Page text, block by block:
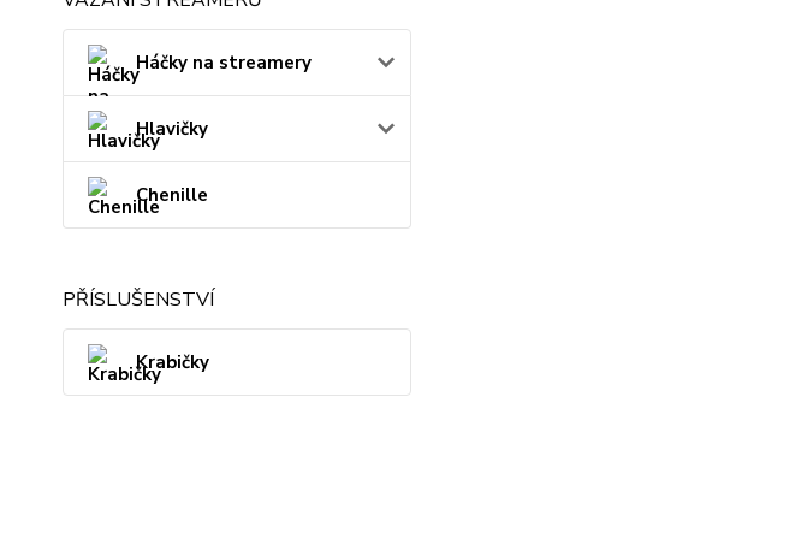
Háčky na streamery
Hlavičky
Chenille
PŘÍSLUŠENSTVÍ
Krabičky